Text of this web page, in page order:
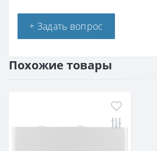
+ Задать вопрос
Похожие товары